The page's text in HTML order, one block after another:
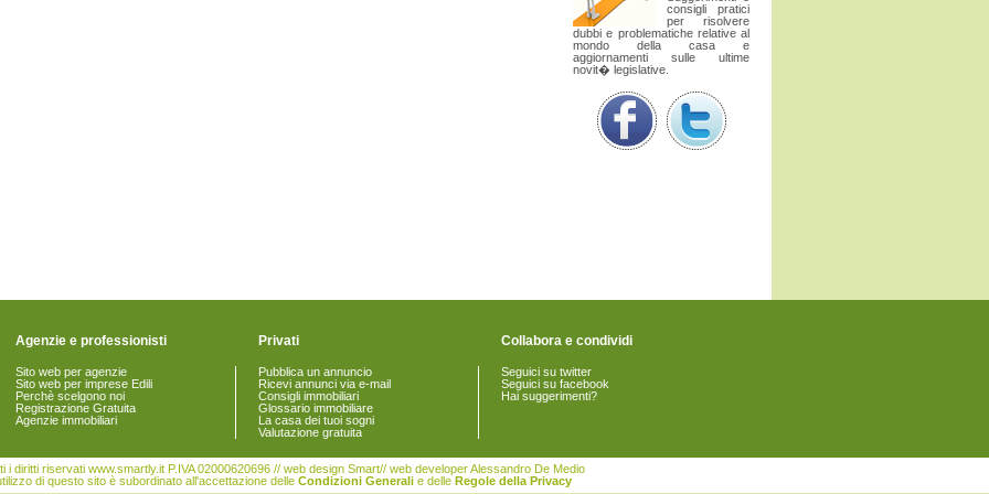
consigli pratici
per risolvere
dubbi e problematiche relative al
mondo della casa e
aggiornamenti sulle ultime
novit� legislative.
Agenzie e professionisti
Sito web per agenzie
Sito web per imprese Edili
Perchè scelgono noi
Registrazione Gratuita
Agenzie immobiliari
Privati
Pubblica un annuncio
Ricevi annunci via e-mail
Consigli immobiliari
Glossario immobiliare
La casa dei tuoi sogni
Valutazione gratuita
Collabora e condividi
Seguici su twitter
Seguici su facebook
Hai suggerimenti?
i diritti riservati www.smartly.it P.IVA 02000620696 // web design Smart// web developer Alessandro De Medio
di questo sito è subordinato all'accettazione delle Condizioni Generali e delle Regole della Privacy